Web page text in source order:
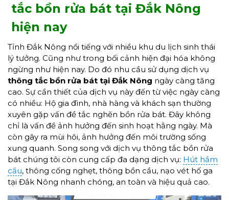
tắc bồn rửa bát tại Đắk Nông
hiện nay
Tỉnh Đắk Nông nổi tiếng với nhiều khu du lịch sinh thái
lý tưởng. Cũng như trong bối cảnh hiện đại hóa không
ngừng như hiện nay. Do đó nhu cầu sử dụng dịch vụ
thông tắc bồn rửa bát tại Đắk Nông ngày càng tăng
cao. Sự cần thiết của dịch vụ này đến từ việc ngày càng
có nhiều: Hộ gia đình, nhà hàng và khách sạn thường
xuyên gặp vấn đề tắc nghẽn bồn rửa bát. Đây không
chỉ là vấn đề ảnh hưởng đến sinh hoạt hằng ngày. Mà
còn gây ra mùi hôi, ảnh hưởng đến môi trường sống
xung quanh. Song song với dịch vụ thông tắc bồn rửa
bát chúng tôi còn cung cấp đa dạng dịch vụ: Hút hầm
cầu, thông cống nghẹt, thông bồn cầu, nạo vét hố ga
tại Đắk Nông nhanh chóng, an toàn và hiệu quả cao.